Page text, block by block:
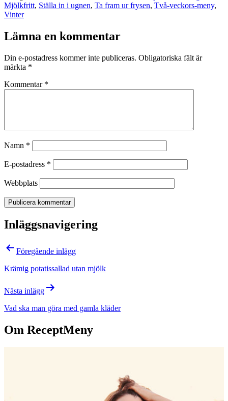
Mjölkfritt, Ställa in i ugnen, Ta fram ur frysen, Två-veckors-meny,
Vinter
Lämna en kommentar
Din e-postadress kommer inte publiceras. Obligatoriska fält är
märkta *
Kommentar *
Namn *
E-postadress *
Webbplats
Inläggsnavigering
Föregående inlägg
Krämig potatissallad utan mjölk
Nästa inlägg
Vad ska man göra med gamla kläder
Om ReceptMeny